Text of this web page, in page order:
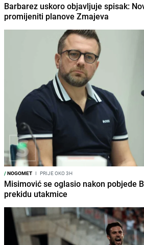
Barbarez uskoro objavljuje spisak:
promijeniti planove Zmajeva
/NOGOMET I PRIJE OKO 3H
Misimović se oglasio nakon pobjede
prekidu utakmice